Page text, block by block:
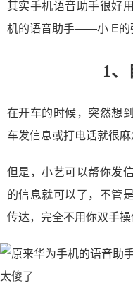
其实手机语音助手很好
机的语音助手——小 E的
1
在开车的时候，突然想
车发信息或打电话就很
但是，小艺可以帮你发
的信息就可以了，不管
传达，完全不用你双手操